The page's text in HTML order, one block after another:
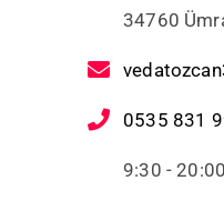
34760
0535 831
9:30 - 20:00